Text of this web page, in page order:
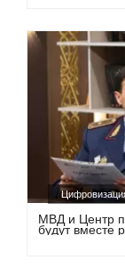
МВД и Центр
будут вместе